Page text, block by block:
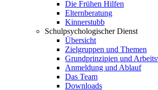
Die Frühen Hilfen
Elternberatung
Kinnerstubb
Schulpsychologischer Dienst
Übersicht
Zielgruppen und Themen
Grundprinzipien und
Anmeldung und Ablauf
Das Team
Downloads